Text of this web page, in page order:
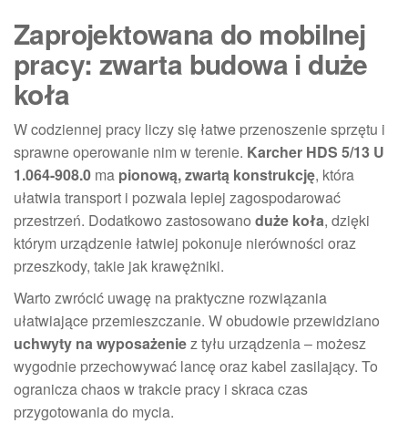
Zaprojektowana do mobilnej
pracy: zwarta budowa i duże
koła
W codziennej pracy liczy się łatwe przenoszenie sprzętu i
sprawne operowanie nim w terenie. Karcher HDS 5/13 U
1.064-908.0 ma pionową, zwartą konstrukcję, która
ułatwia transport i pozwala lepiej zagospodarować
przestrzeń. Dodatkowo zastosowano duże koła, dzięki
którym urządzenie łatwiej pokonuje nierówności oraz
przeszkody, takie jak krawężniki.
Warto zwrócić uwagę na praktyczne rozwiązania
ułatwiające przemieszczanie. W obudowie przewidziano
uchwyty na wyposażeniez tyłu urządzenia – możesz
wygodnie przechowywać lancę oraz kabel zasilający. To
ogranicza chaos w trakcie pracy i skraca czas
przygotowania do mycia.